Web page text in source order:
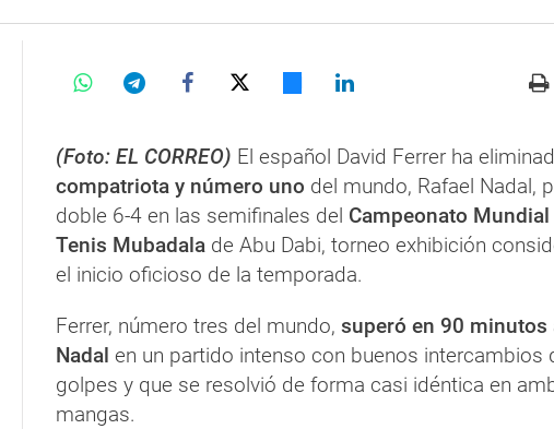
(Foto: EL CORREO) El español David Ferrer ha
compatriota y número uno del mundo, Rafael Nadal,
doble 6-4 en las semifinales del Campeonato Mundial
Tenis Mubadala de Abu Dabi, torneo exhibición
el inicio oficioso de la temporada.
Ferrer, número tres del mundo, superó en 90 minutos
Nadal en un partido intenso con buenos intercambios
golpes y que se resolvió de forma casi idéntica en
mangas.